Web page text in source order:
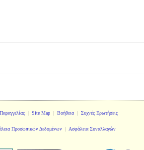
| Site Map| Βοήθεια| Συχνές Ερωτήσεις
Προσωπικών Δεδομένων | Ασφάλεια Συναλλαγών